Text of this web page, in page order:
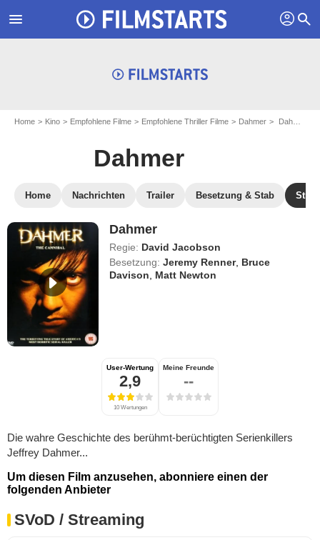
menu profil search
Home Kino Empfohlene Filme Empfohlene Thriller Filme Dahmer Dahmer streamen
Dahmer
Home Nachrichten Trailer Besetzung & Stab
Dahmer
Regie: David Jacobson
Besetzung: Jeremy Renner, Bruce
Davison
Matt Newton
User-Wertung
2,9
10 Wertungen
Meine Freunde
--
Die wahre Geschichte des berühmt-berüchtigten Serienkillers
Jeffrey Dahmer...
Um diesen Film anzusehen, abonniere einen der
folgenden Anbieter
SVoD / Streaming